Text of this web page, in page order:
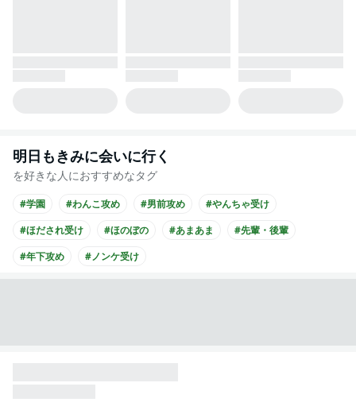
明日もきみに会いに行く
を好きな人におすすめなタグ
#学園 #わんこ攻め #男前攻め
#やんちゃ受け
#ほだされ受け
#ほのぼの #あまあま
#先輩・後輩
#年下攻め
#ノンケ受け